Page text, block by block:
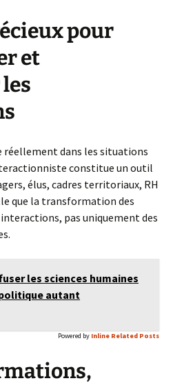
pour
et
réellement dans les situations
constitue un outil
élus, cadres territoriaux, RH
que la transformation des
pas uniquement des
les sciences humaines
autant
Powered by Inline Related Posts